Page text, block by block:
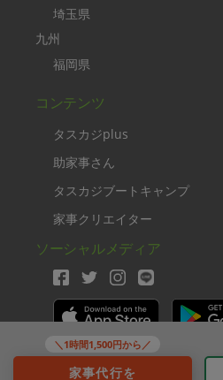
＼1時間1,500円から／
家事代行を
埼玉県
九州
福岡県
コンテンツ
タスカジplus
助家事さん
タスカジブートキャンプ
家事クリエイター
ソーシャルメディア